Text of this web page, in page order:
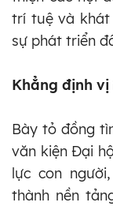
trí tuệ và khát
sự phát triển
Khẳng định
Bày tỏ đồng
văn kiện Đại
lực con
thành nền